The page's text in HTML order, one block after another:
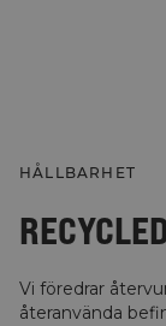
HÅLLBARHET
Vi föredrar
återanvända